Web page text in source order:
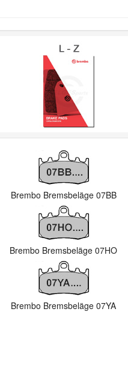
Brembo Bremsbeläge 07BB
Brembo Bremsbeläge 07HO
Brembo Bremsbeläge 07YA